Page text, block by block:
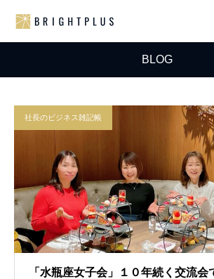
BLOG
社長のビジネス雑記帳
「水瓶座女子会」１０年続く交流会